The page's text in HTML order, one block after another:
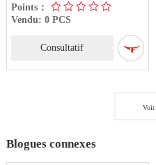
Points：
Vendu: 0 PCS
Consultatif
Voir
Blogues connexes